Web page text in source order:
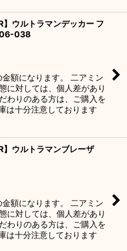
】ウルトラマンデッカー フ
038
額になります。 二アミン
に対しては、個人差があり
わりのある方は、ご購入を
は十分注意しております
】ウルトラマンブレーザ
額になります。 二アミン
に対しては、個人差があり
わりのある方は、ご購入を
は十分注意しております